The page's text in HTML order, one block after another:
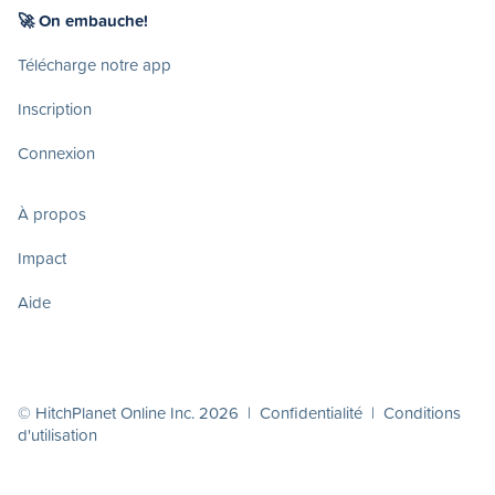
🚀 On embauche!
Télécharge notre app
Inscription
Connexion
À propos
Impact
Aide
© HitchPlanet Online Inc. 2026 | Confidentialité | Conditions
d'utilisation